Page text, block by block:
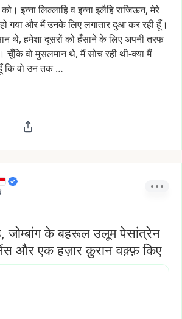
को। इन्नालिल्लाहिवइन्नाइलैहिराजिऊन, मेरे
होगयाऔरमैंउनकेलिएलगातारदुआकररहीहूँ।
थे, हमेशादूसरोंकोहँसानेकेलिएअपनीतरफ
चूँकिवोमुसलमानथे, मैंसोचरहीथी-क्यामैं
किवोउनतक …
जोम्बांग के बहरूल उलूम पेसांत्रेन
और एक हज़ार क़ुरान वक़्फ़ किए